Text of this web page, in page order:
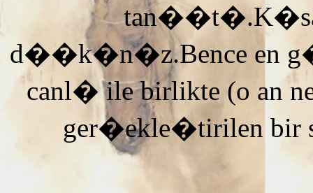
d��k�n�z.Bence en
canl� ile birlikte (o an
ger�ekle�tirilen bir